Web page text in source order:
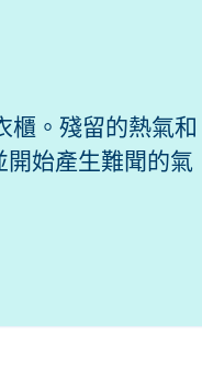
櫃。殘留的熱氣和
始產生難聞的氣